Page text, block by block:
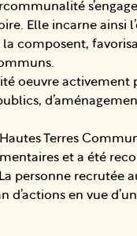
Elle incarne ainsi
composent,
oeuvre activement
Terres
et a été
personne recrutée
en vue